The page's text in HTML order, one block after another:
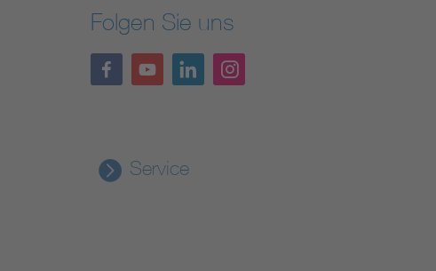
Folgen Sie uns
Service